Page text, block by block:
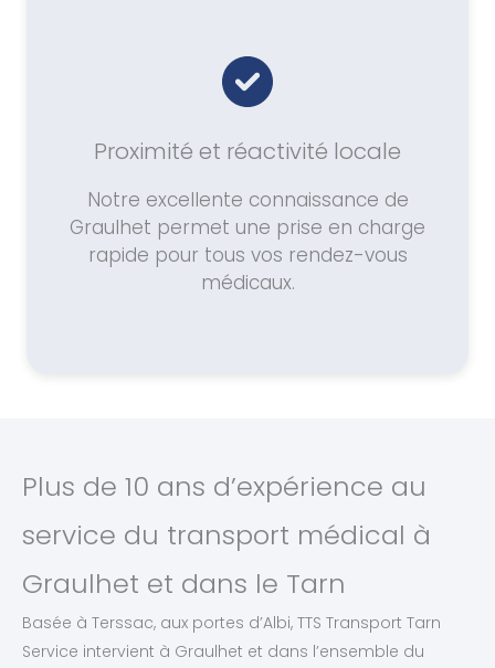
Proximité et réactivité locale
Notre excellente connaissance de
Graulhet permet une prise en charge
rapide pour tous vos rendez-vous
médicaux.
Plus de 10 ans d’expérience au
service du transport médical à
Graulhet et dans le Tarn
Basée à Terssac, aux portes d’Albi, TTS Transport Tarn
Service intervient à Graulhet et dans l’ensemble du